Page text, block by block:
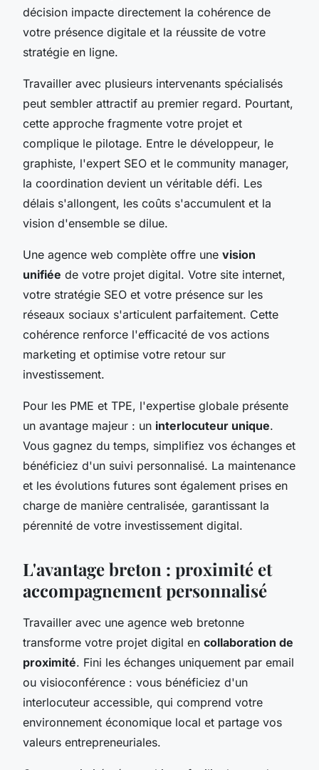
décision impacte directement la cohérence de
votre présence digitale et la réussite de votre
stratégie en ligne.
Travailler avec plusieurs intervenants spécialisés
peut sembler attractif au premier regard. Pourtant,
cette approche fragmente votre projet et
complique le pilotage. Entre le développeur, le
graphiste, l'expert SEO et le community manager,
la coordination devient un véritable défi. Les
délais s'allongent, les coûts s'accumulent et la
vision d'ensemble se dilue.
Une agence web complète offre une vision
unifiée de votre projet digital. Votre site internet,
votre stratégie SEO et votre présence sur les
réseaux sociaux s'articulent parfaitement. Cette
cohérence renforce l'efficacité de vos actions
marketing et optimise votre retour sur
investissement.
Pour les PME et TPE, l'expertise globale présente
un avantage majeur : un interlocuteur unique.
Vous gagnez du temps, simplifiez vos échanges et
bénéficiez d'un suivi personnalisé. La maintenance
et les évolutions futures sont également prises en
charge de manière centralisée, garantissant la
pérennité de votre investissement digital.
L'avantage breton : proximité et
accompagnement personnalisé
Travailler avec une agence web bretonne
transforme votre projet digital en collaboration de
proximité. Fini les échanges uniquement par email
ou visioconférence : vous bénéficiez d'un
interlocuteur accessible, qui comprend votre
environnement économique local et partage vos
valeurs entrepreneuriales.